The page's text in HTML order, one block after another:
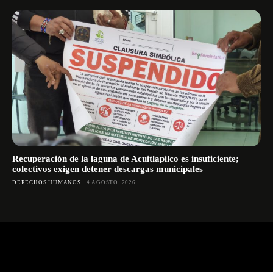
Recuperación de la laguna de Acuitlapilco es insuficiente;
colectivos exigen detener descargas municipales
DERECHOS HUMANOS 4 AGOSTO, 2026